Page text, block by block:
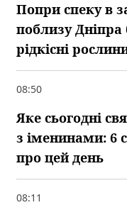
Попри спеку в
поблизу Дніпра
рідкісні
08:50
Яке сьогодні
з іменинами: 6
про цей день
08:11